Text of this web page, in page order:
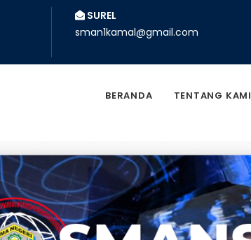
SUREL
sman1kamal@gmail.com
BERANDA TENTANG KAMI